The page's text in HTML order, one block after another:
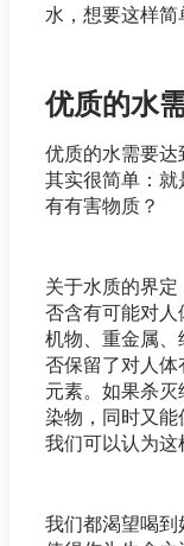
水，想要这样简
优质的水
优质的水需要达
其实很简单：
有有害物质？
关于水质的界
否含有可能对
机物、重金属、
否保留了对人
元素。如果杀
染物，同时又能
我们可以认为这
我们都渴望喝到